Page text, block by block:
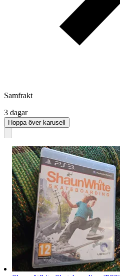
Samfrakt
3 dagar
Hoppa över karusell